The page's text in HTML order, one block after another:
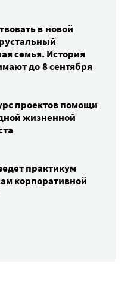
в новой
семья. История
до 8 сентября
проектов помощи
жизненной
практикум
корпоративной